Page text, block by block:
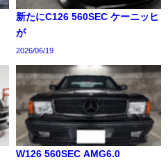
新たにC126 560SEC ケーニッヒ
が
2026/06/19
W126 560SEC AMG6.0